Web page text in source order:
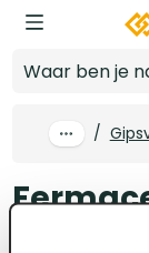
Ga naar
/